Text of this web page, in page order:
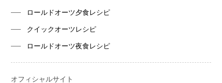
ロールドオーツ夕食レシピ
クイックオーツレシピ
ロールドオーツ夜食レシピ
オフィシャルサイト